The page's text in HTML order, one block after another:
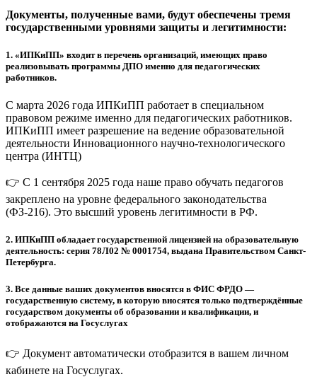
Документы, полученные вами, будут обеспечены тремя
государственными уровнями защиты и легитимности:
1. «ИПКиПП» входит в перечень организаций, имеющих право
реализовывать программы ДПО именно для педагогических
работников.
С марта 2026 года ИПКиПП работает в специальном
правовом режиме именно для педагогических работников.
ИПКиПП имеет разрешение на ведение образовательной
деятельности Инновационного научно-технологического
центра (ИНТЦ)
👉 С 1 сентября 2025 года наше право обучать педагогов
закреплено на уровне федерального законодательства
(ФЗ-216). Это высший уровень легитимности в РФ.
2. ИПКиПП обладает государственной лицензией на образовательную
деятельность: серия 78Л02 № 0001754, выдана Правительством Санкт-
Петербурга.
3. Все данные ваших документов вносятся в ФИС ФРДО —
государственную систему, в которую вносятся только подтверждённые
государством документы об образовании и квалификации, и
отображаются на Госуслугах
👉 Документ автоматически отобразится в вашем личном
кабинете на Госуслугах.